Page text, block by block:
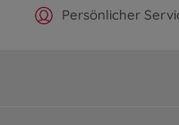
Offizieller Hersteller
Persönlicher
Versandkostenfrei ab
Schnelle